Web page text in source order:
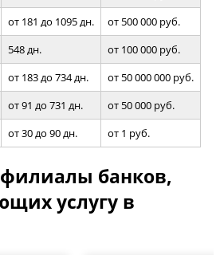
от 181 до 1095 дн.
от 500 000 руб.
548 дн.
от 100 000 руб.
от 183 до 734 дн.
от 50 000 000 руб.
от 91 до 731 дн.
от 50 000 руб.
от 30 до 90 дн. от 1 руб.
банков,
услугу в